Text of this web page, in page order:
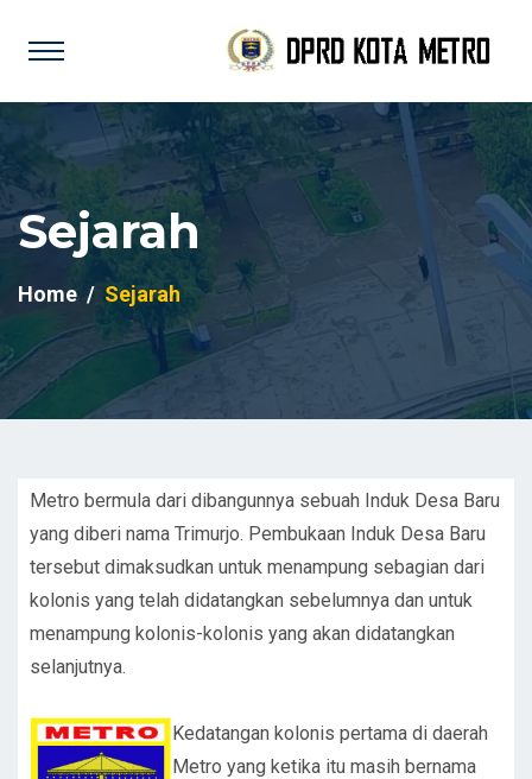
Sejarah
Home Sejarah
Metro bermula dari dibangunnya sebuah Induk Desa Baru
yang diberi nama Trimurjo. Pembukaan Induk Desa Baru
tersebut dimaksudkan untuk menampung sebagian dari
kolonis yang telah didatangkan sebelumnya dan untuk
menampung kolonis-kolonis yang akan didatangkan
selanjutnya.
Kedatangan kolonis pertama di daerah
Metro yang ketika itu masih bernama